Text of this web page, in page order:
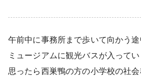
午前中に事務所まで歩いて向かう
ミュージアムに観光バスが入って
思ったら西巣鴨の方の小学校の社